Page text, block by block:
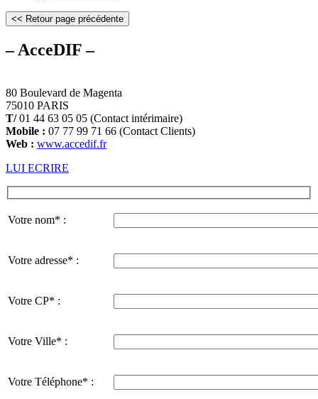
– AcceDIF –
80 Boulevard de Magenta
75010 PARIS
T/01 44 63 05 05 (Contact intérimaire)
Mobile : 07 77 99 71 66 (Contact Clients)
Web : www.accedif.fr
LUI ECRIRE
Votre nom* :
Votre adresse* :
Votre CP* :
Votre Ville* :
Votre Téléphone* :